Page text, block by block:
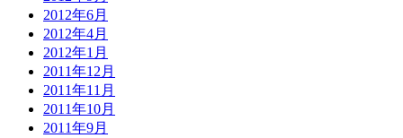
2012年6月
2012年4月
2012年1月
2011年12月
2011年11月
2011年10月
2011年9月